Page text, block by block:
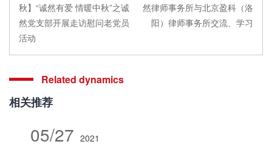
秋】“诚然有爱 情暖中秋”之诚
然党支部开展走访慰问老党员
活动
然律师事务所与北京盈科（洛
阳）律师事务所交流、学习
Related dynamics
相关推荐
05/27 2021